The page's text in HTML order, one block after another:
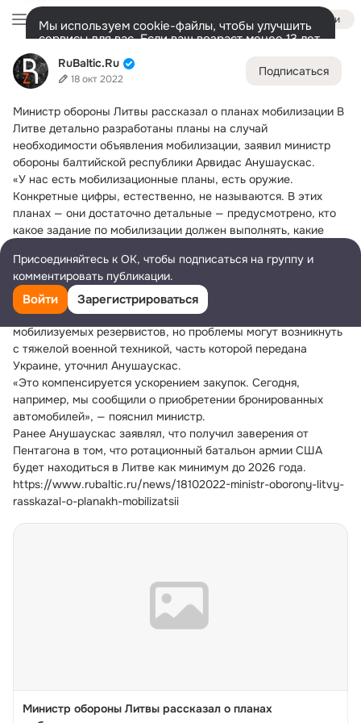
RuBaltic.Ru
18 окт 2022
Подписаться
Министр обороны Литвы рассказал о планах мобилизации В
Литве детально разработаны планы на случай
необходимости объявления мобилизации, заявил министр
обороны балтийской республики Арвидас Анушаускас.
«У нас есть мобилизационные планы, есть оружие.
Конкретные цифры, естественно, не называются. В этих
планах — они достаточно детальные — предусмотрено, кто
какое задание по мобилизации должен выполнять, какие
военного ведомства.
По его словам, мобилизационные планы должны быть
подкреплены наличием материальных ресурсов.
Вооруженные силы располагают оружием для
мобилизуемых резервистов, но проблемы могут возникнуть
с тяжелой военной техникой, часть которой передана
Украине, уточнил Анушаускас.
«Это компенсируется ускорением закупок. Сегодня,
например, мы сообщили о приобретении бронированных
автомобилей», — пояснил министр.
Ранее Анушаускас заявлял, что получил заверения от
Пентагона в том, что ротационный батальон армии США
будет находиться в Литве как минимум до 2026 года.
https://www.rubaltic.ru/news/18102022-ministr-oborony-litvy-
rasskazal-o-planakh-mobilizatsii
Министр обороны Литвы рассказал о планах
Войти
Мы используем cookie-файлы, чтобы улучшить
сервисы для вас. Если ваш возраст менее 13 лет,
настроить cookie-файлы должен ваш законный
представитель.Больше информации
Разрешить все
RuBaltic.Ru
Лента Участники
Дополнительная
Всё49 591 Обсуждаемые
Присоединяйтесь к ОК, чтобы подписаться на группу и
комментировать публикации.
Войти Зарегистрироваться